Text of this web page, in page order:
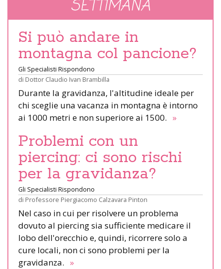
SETTIMANA
Si può andare in
montagna col pancione?
Gli Specialisti Rispondono
di Dottor Claudio Ivan Brambilla
Durante la gravidanza, l'altitudine ideale per
chi sceglie una vacanza in montagna è intorno
ai 1000 metri e non superiore ai 1500. »
Problemi con un
piercing: ci sono rischi
per la gravidanza?
Gli Specialisti Rispondono
di Professore Piergiacomo Calzavara Pinton
Nel caso in cui per risolvere un problema
dovuto al piercing sia sufficiente medicare il
lobo dell'orecchio e, quindi, ricorrere solo a
cure locali, non ci sono problemi per la
gravidanza. »